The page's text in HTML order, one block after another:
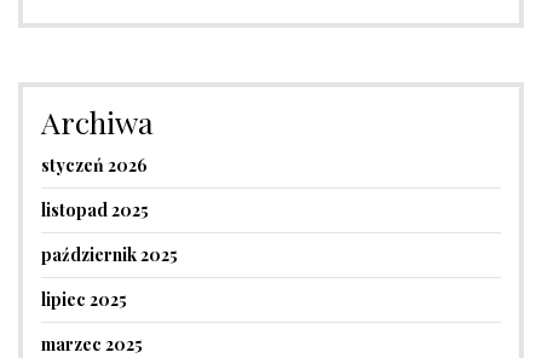
Archiwa
styczeń 2026
listopad 2025
październik 2025
lipiec 2025
marzec 2025